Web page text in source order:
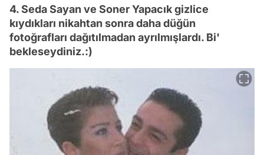
4. Seda Sayan ve Soner Yapacık gizlice
kıydıkları nikahtan sonra daha düğün
fotoğrafları dağıtılmadan ayrılmışlardı. Bi'
bekleseydiniz.:)